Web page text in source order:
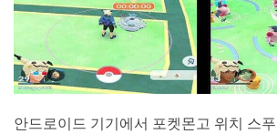
안드로이드 기기에서 포켓몬고 위치 스푸